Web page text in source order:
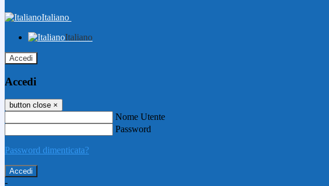
Italiano
Italiano
Accedi
Accedi
button close ×
Nome Utente
Password
Password dimenticata?
-